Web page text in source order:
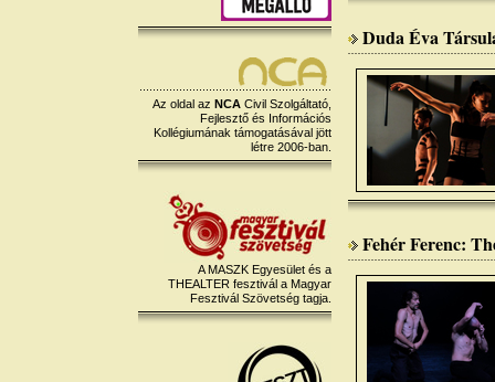
Az oldal az NCA Civil Szolgáltató,
Fejlesztő és Információs
Kollégiumának támogatásával jött
létre 2006-ban.
A MASZK Egyesület és a
THEALTER fesztivál a Magyar
Fesztivál Szövetség tagja.
Duda Éva
Fehér Ferenc: